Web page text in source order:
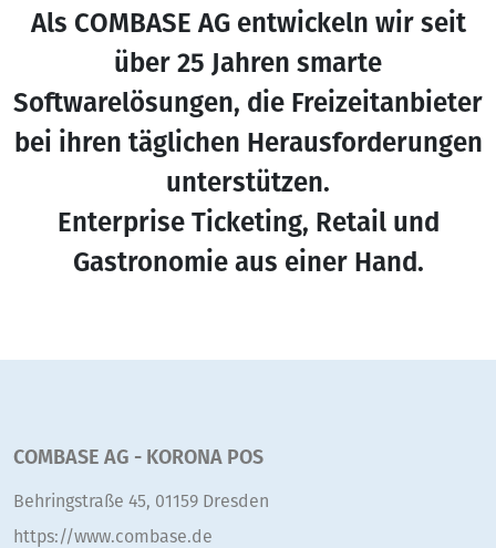
Als COMBASE AG entwickeln wir seit
über 25 Jahren smarte
Softwarelösungen, die Freizeitanbieter
bei ihren täglichen Herausforderungen
unterstützen.
Enterprise Ticketing, Retail und
Gastronomie aus einer Hand.
COMBASE AG - KORONA POS
Behringstraße 45, 01159 Dresden
https://www.combase.de